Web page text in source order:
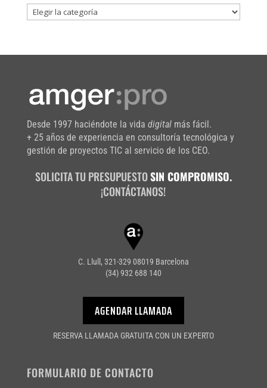
Filtrar
por
Desde 1997 haciéndote la vida digitalmás fácil.
+ 25 años de experiencia en consultoría tecnológica y
gestión de proyectos TIC al servicio de los CEO.
SOLICITA TU PRESUPUESTOSIN COMPROMISO.
¡CONTÁCTANOS!
C. Llull, 321-329 08019 Barcelona
(34) 932 688 140
AGENDAR LLAMADA
RESERVA LLAMADA GRATUITA CON UN EXPERTO
FORMULARIO DE CONTACTO